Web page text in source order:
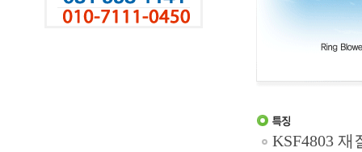
KSF4803 재